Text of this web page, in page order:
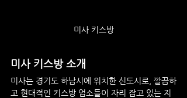
미사 키스방
미사 키스방 소개
미사는 경기도 하남시에 위치한 신도시로, 깔끔하
고 현대적인 키스방 업소들이 자리 잡고 있는 지